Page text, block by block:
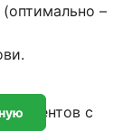
–
с